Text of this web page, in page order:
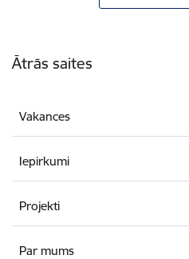
Ātrās saites
Vakances
Iepirkumi
Projekti
Par mums